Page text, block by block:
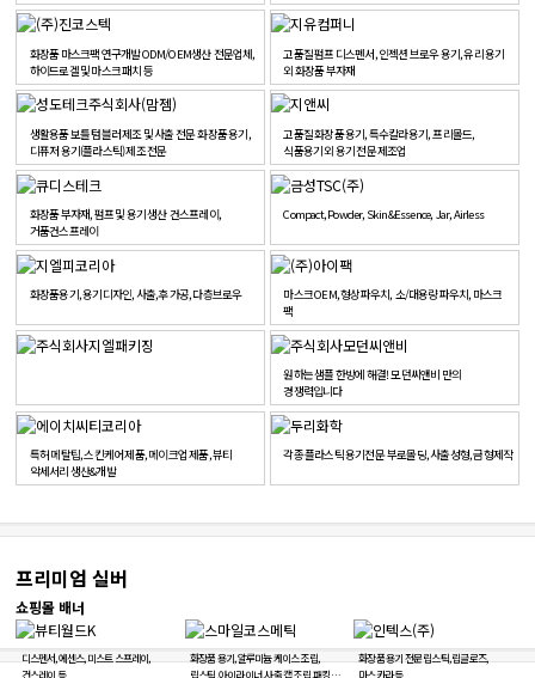
화장품 마스크팩 연구개발 ODM/OEM생산 전문업체,
하이드로겔 및 마스크 패치 등
고품질 펌프 디스펜서, 인젝션 브로우 용기, 유리 용기
외 화장품 부자재
생활용품 보틀 텀블러 제조 및 사출 전문 화장품 용기,
디퓨저 용기(플라스틱) 제조 전문
고품질 화장품 용기, 특수칼라용기, 프리몰드,
식품용기 외 용기 전문 제조업
화장품 부자재, 펌프 및 용기 생산 건스프레이,
거품건스프레이
Compact, Powder, Skin&Essence, Jar, Airless
화장품용기, 용기디자인, 사출, 후가공, 다층브로우
마스크 OEM, 형상파우치, 소/대용량 파우치, 마스크
팩
원하는 샘플 한방에 해결! 모던씨앤비 만의
경쟁력입니다
특허 메탈팁, 스킨케어 제품, 메이크업 제품, 뷰티
악세서리 생산&개발
각종 플라스틱 용기전문 부로몰딩, 사출성형, 금형제작
프리미엄 실버
쇼핑몰 배너
디스펜서, 에센스, 미스트 스프레이,
건스레이 등
화장품 용기, 알루미늄 케이스 조립,
립스틱, 아이라이너, 사출 캡 조립, 패킹
화장품 용기 전문 립스틱, 립글로즈,
마스카라 등